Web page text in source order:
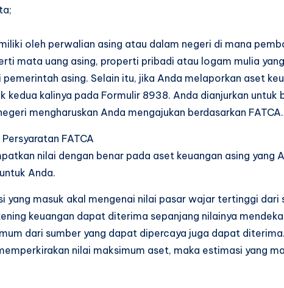
oleh perwalian asing atau dalam negeri di mana
mata uang asing, properti pribadi atau logam mulia
asing. Selain itu, jika Anda melaporkan aset
kedua kalinya pada Formulir 8938. Anda dianjurkan
mengharuskan Anda mengajukan berdasarkan FATCA.
FATCA
nilai dengan benar pada aset keuangan asing yang
Anda.
yang masuk akal mengenai nilai pasar wajar tertinggi
keuangan dapat diterima sepanjang nilainya
dari sumber yang dapat dipercaya juga dapat
nilai maksimum aset, maka estimasi yang